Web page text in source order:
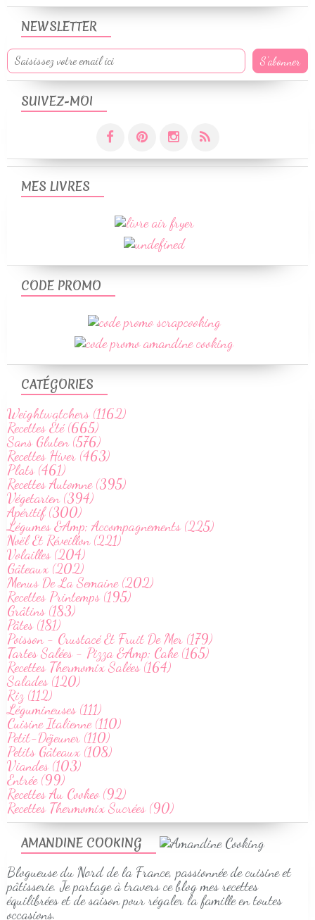
NEWSLETTER
SUIVEZ-MOI
AMANDINE COOKING
Blogueuse du Nord de la France, passionnée de cuisine et
pâtisserie. Je partage à travers ce blog mes recettes
équilibrées et de saison pour régaler la famille en toutes
occasions.
CATÉGORIES
Weightwatchers (1162)
Recettes Été (665)
Sans Gluten (576)
Recettes Hiver (463)
Plats (461)
Recettes Automne (395)
Végetarien (394)
Apéritif (300)
Légumes &Amp; Accompagnements (225)
Noël Et Réveillon (221)
Volailles (204)
Gâteaux (202)
Menus De La Semaine (202)
Recettes Printemps (195)
Grâtins (183)
Pâtes (181)
Poisson - Crustacé Et Fruit De Mer (179)
Tartes Salées - Pizza &Amp; Cake (165)
Recettes Thermomix Salées (164)
Salades (120)
Riz (112)
Légumineuses (111)
Cuisine Italienne (110)
Petit-Déjeuner (110)
Petits Gâteaux (108)
Viandes (103)
Entrée (99)
Recettes Au Cookeo (92)
Recettes Thermomix Sucrées (90)
MES LIVRES
CODE PROMO